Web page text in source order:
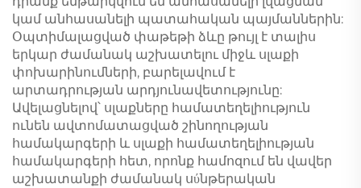
կամ անհասանելի պատահական պայմաններին:
Օպտիմալացված փաթեթի ձևը թույլ է տալիս
երկար ժամանակ աշխատելու միջև սլաքի
փոխարինումների, բարելավում է
արտադրության արդյունավետությունը:
Ավելացնելով՝ սլաքները համատեղելիություն
ունեն ավտոմատացված շինողության
համակարգերի և սլաքի համատեղելիության
համակարգերի հետ, որոնք համոզում են վավեր
աշխատանքի ժամանակ սύնթերական